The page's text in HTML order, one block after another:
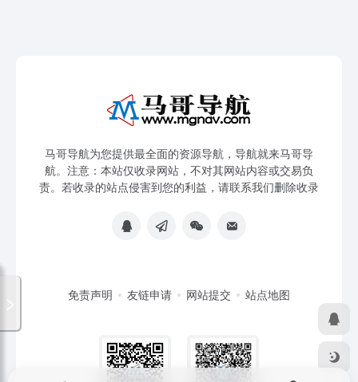
马哥导航为您提供最全面的资源导航，导航就来马哥导
航。注意：本站仅收录网站，不对其网站内容或交易负
责。若收录的站点侵害到您的利益，请联系我们删除收录
免责声明 友链申请 网站提交 站点地图